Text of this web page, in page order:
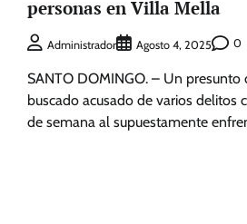
personas en Villa Mella
Administrador Agosto 4, 2025 0
SANTO DOMINGO. – Un presunto
buscado acusado de varios delitos
de semana al supuestamente